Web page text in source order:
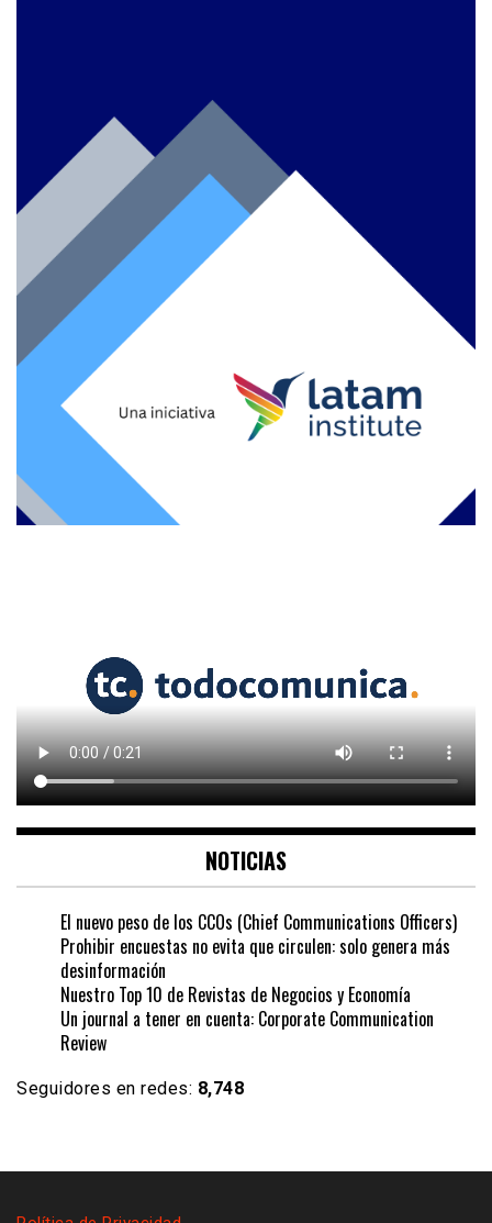
NOTICIAS
El nuevo peso de los CCOs (Chief Communications Officers)
Prohibir encuestas no evita que circulen: solo genera más
desinformación
Nuestro Top 10 de Revistas de Negocios y Economía
Un journal a tener en cuenta: Corporate Communication
Review
Seguidores en redes: 8,748